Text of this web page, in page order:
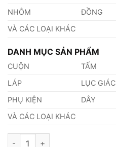
NHÔM
ĐỒNG
VÀ CÁC LOẠI KHÁC
DANH MỤC SẢN PHẨM
CUỘN TẤM
LÁP
LỤC GIÁC
PHỤ KIỆN
DÂY
VÀ CÁC LOẠI KHÁC
Bi Inox 2,8mm quantity